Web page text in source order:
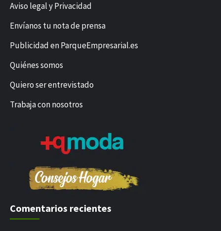
Aviso legal y Privacidad
Envíanos tu nota de prensa
Publicidad en ParqueEmpresarial.es
Quiénes somos
Quiero ser entrevistado
Trabaja con nosotros
Comentarios recientes